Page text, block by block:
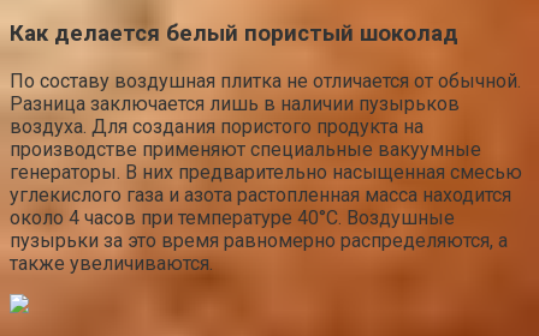
Как делается белый пористый шоколад
По составу воздушная плитка не отличается от обычной.
Разница заключается лишь в наличии пузырьков
воздуха. Для создания пористого продукта на
производстве применяют специальные вакуумные
генераторы. В них предварительно насыщенная смесью
углекислого газа и азота растопленная масса находится
около 4 часов при температуре 40°C. Воздушные
пузырьки за это время равномерно распределяются, а
также увеличиваются.